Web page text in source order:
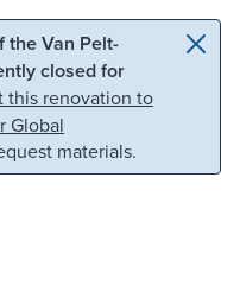
search
the Van Pelt-
closed for
this renovation to
Global
materials.